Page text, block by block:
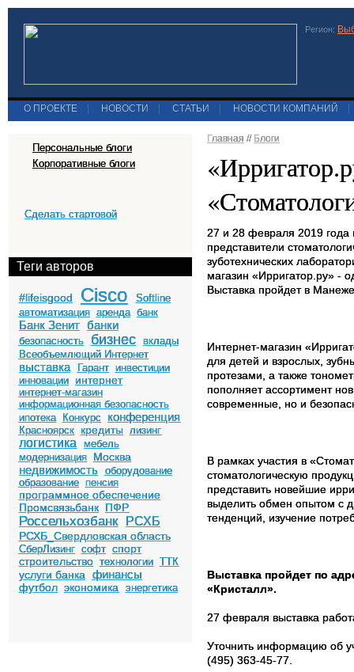
Регион:
О ПРОЕКТЕ НОВОСТИ СТАТЬИ НОВОСТИ КОМПАНИЙ
Персональные блоги
Корпоративные блоги
Сделать стартовой
Теги авторов
#lifeisgood Cisco
Softline
автоматизация аренда банк
Банк Зенит банки
безопасность бизнес
вклады
Всеобъемлющий Интернет
выставка Гарант инвестиции
инновации
интернет
интернет-магазин
информационная безопасность
ипотека
Конкурс конференция
Красноярск кредиты лизинг
логистика
мебель
модернизация
Москва
недвижимость оборудование
образование пенсия
программное обеспечение
Промсвязьбанк ПФР
Россельхозбанк РСХБ
РСХБ_Свердловская область
СберЛизинг софт спорт
строительство технологии ТТК
услуги банка финансы
футбол экономика энергетика
Главная // Блоги
27 и 28 февраля 2019 года
представители
зуботехнических
магазин «Ирригатор.ру» -
Выставка пройдет в
Интернет-магазин
для детей и взрослых,
протезами, а также
пополняет ассортимент
современные, но и
В рамках участия в
стоматологическую
представить новейшие
выделить обмен опытом с
тенденций, изучение
Выставка пройдет по
«Кристалл».
27 февраля выставка
Уточнить информацию об
(495) 363-45-77.